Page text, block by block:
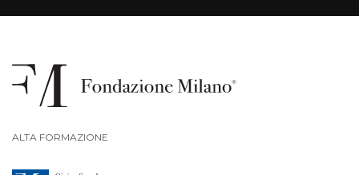
ALTA FORMAZIONE